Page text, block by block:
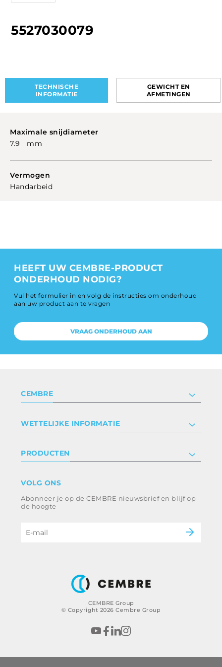
5527030079
TECHNISCHE
INFORMATIE
GEWICHT EN
AFMETINGEN
Maximale snijdiameter
7.9 mm
Vermogen
Handarbeid
HEEFT UW CEMBRE-PRODUCT
ONDERHOUD NODIG?
Vul het formulier in en volg de instructies om onderhoud
aan uw product aan te vragen
VRAAG ONDERHOUD AAN
CEMBRE Group
© Copyright 2026 Cembre Group
CEMBRE
Certificeringen
Werken bij ons
WETTELIJKE INFORMATIE
Algemene voorwaarden
Klokkenluiden
Ethische code en anticorruptiebeleid
PRODUCTEN
Energie en nutsvoorzieningen
B2B Disclaimer
VOLG ONS
Abonneer je op de CEMBRE nieuwsbrief en blijf op
de hoogte